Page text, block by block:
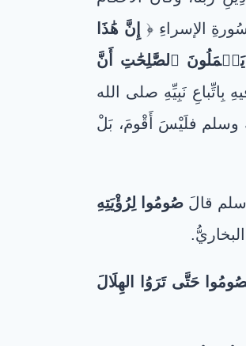
الإسراءِ ﴿
إِنَّ هَٰذَا
ٱلصَّٰلِحَٰتِ أَنَّ
بِاتِّباعِ نَبِيِّهِ صلى الله
وسلم فلَيْسَ أَقْومَ، بَلْ
قالَ صُومُوا لِرُؤْيَتِهِ
حَتَّى تَرَوُا الهِلَالَ